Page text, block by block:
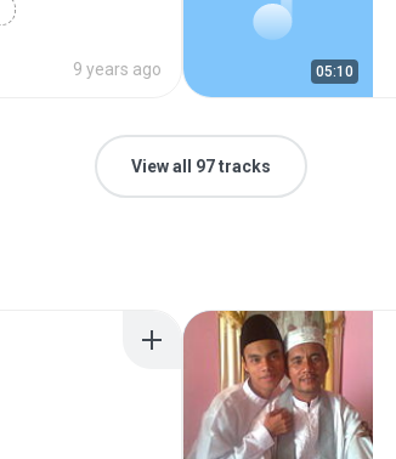
9 years ago 05:10
View all 97 tracks